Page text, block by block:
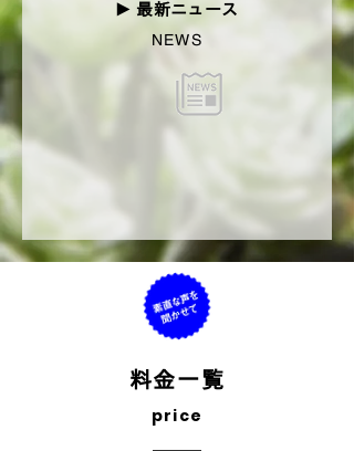
▶︎ 最新ニュース
NEWS
料金一覧
price